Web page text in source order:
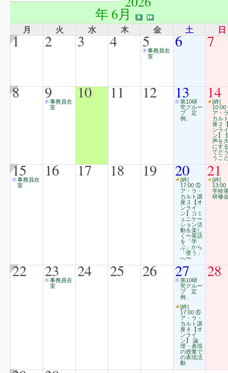
年 6月
月 火 水 木 金 土 日
1 2 3 4 5事務員在
室
6 7
8 9事務員在
室
10 11 12 13
第10研
究グルー
プ 定
例..
14
[終]
ア・
カル
座２
ンラ
ン】
声を
にす
てど
うこ
15
事務員在
室
16 17 18 19 20
[終]
17:00 ⑤
ア・ラ・
カルト講
座３【オ
ンライ
ン】コミ
ュニケー
ション活
動を楽し
く〜英語
を「学
ぶ」から
「使う」
へ〜
21
[終]
13:00
学校
研修
22 23
事務員在
室
24 25 26 27
第10研
究グルー
プ 定
例..
[終]
17:00 ⑥
ア・ラ・
カルト講
座４【オ
ンライ
ン】 論
理・表現
の授業で
の表現活
動
28